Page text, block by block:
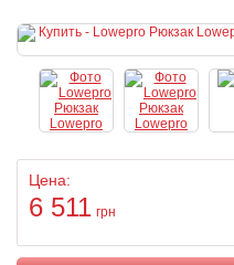
Цена:
6 511 грн